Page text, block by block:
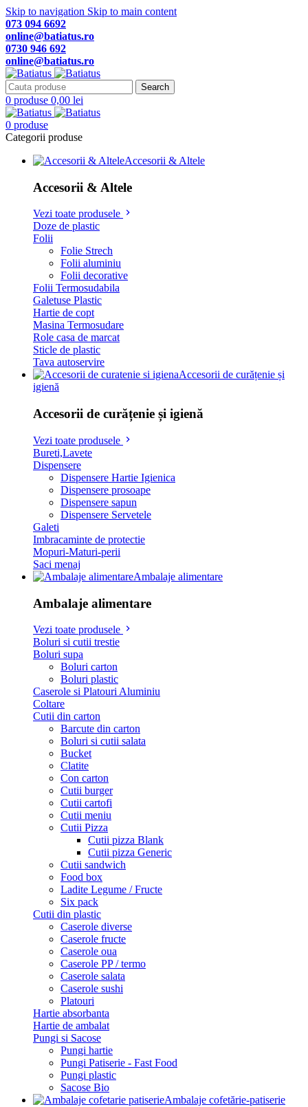
Skip to navigation Skip to main content
073 094 6692
online@batiatus.ro
0730 946 692
online@batiatus.ro
Search
0 produse 0,00 lei
0 produse
Categorii produse
Accesorii & Altele
Accesorii & Altele
Vezi toate produsele
Doze de plastic
Folii
Folie Strech
Folii aluminiu
Folii decorative
Folii Termosudabila
Galetuse Plastic
Hartie de copt
Masina Termosudare
Role casa de marcat
Sticle de plastic
Tava autoservire
Accesorii de curățenie și
igienă
Accesorii de curățenie și igienă
Vezi toate produsele
Bureti,Lavete
Dispensere
Dispensere Hartie Igienica
Dispensere prosoape
Dispensere sapun
Dispensere Servetele
Galeti
Imbracaminte de protectie
Mopuri-Maturi-perii
Saci menaj
Ambalaje alimentare
Ambalaje alimentare
Vezi toate produsele
Boluri si cutii trestie
Boluri supa
Boluri carton
Boluri plastic
Caserole si Platouri Aluminiu
Coltare
Cutii din carton
Barcute din carton
Boluri si cutii salata
Bucket
Clatite
Con carton
Cutii burger
Cutii cartofi
Cutii meniu
Cutii Pizza
Cutii pizza Blank
Cutii pizza Generic
Cutii sandwich
Food box
Ladite Legume / Fructe
Six pack
Cutii din plastic
Caserole diverse
Caserole fructe
Caserole oua
Caserole PP / termo
Caserole salata
Caserole sushi
Platouri
Hartie absorbanta
Hartie de ambalat
Pungi si Sacose
Pungi hartie
Pungi Patiserie - Fast Food
Pungi plastic
Sacose Bio
Ambalaje cofetărie-patiserie